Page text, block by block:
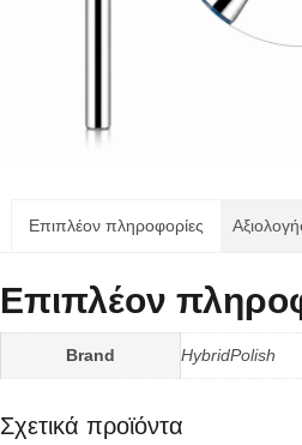
Επιπλέον πληροφορίες
Επιπλέον
Brand HybridPolish
Σχετικά προϊόντα